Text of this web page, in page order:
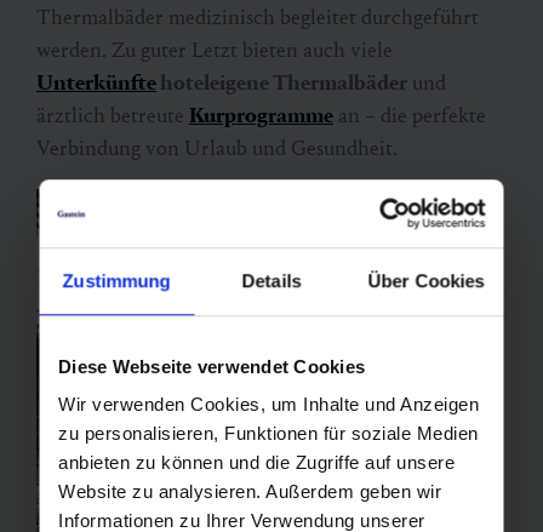
Zustimmung Details Über Cookies
Diese Webseite verwendet Cookies
Wir verwenden Cookies, um Inhalte und Anzeigen
zu personalisieren, Funktionen für soziale Medien
anbieten zu können und die Zugriffe auf unsere
Website zu analysieren. Außerdem geben wir
Informationen zu Ihrer Verwendung unserer
Thermalbäder medizinisch begleitet durchgeführt
werden. Zu guter Letzt bieten auch viele
Unterkünfte hoteleigene Thermalbäder und
ärztlich betreute Kurprogramme an – die perfekte
Verbindung von Urlaub und Gesundheit.